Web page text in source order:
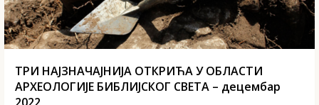
ТРИ НАЈЗНАЧАЈНИЈА ОТКРИЋА У ОБЛАСТИ
АРХЕОЛОГИЈЕ БИБЛИЈСКОГ СВЕТА – децембар